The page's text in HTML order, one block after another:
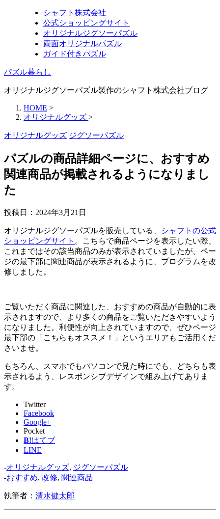
シャフト株式会社
公式ショッピングサイト
オリジナルジグソーパズル
両面オリジナルパズル
ガイド付きパズル
パズル暮らし
オリジナルジグソーパズル製作のシャフト株式会社ブログ
HOME >
オリジナルグッズ >
オリジナルグッズ ジグソーパズル
パズルの商品詳細ページに、おすすめ
関連商品が掲載されるようになりまし
た
投稿日： 2024年3月21日
オリジナルジグソーパズルを販売している、
シャフトの公式
ショッピングサイト 。こちらで商品ページを表示したい際、
これまではその該当商品のみが表示されていましたが、ペー
ジの最下部に関連商品が表示されるように、プログラムを改
修しました。
ご覧いただく商品に関連した、おすすめの商品が自動的に表
示されますので、より多くの商品をご覧いただきやすいよう
になりました。利便性が向上されていますので、ぜひページ
最下部の「こちらもオススメ！」というエリアもご活用くだ
さいませ。
もちろん、スマホでもパソコンで見た時にでも、どちらも表
示されるよう、レスポンシブデザインで組み上げてありま
す。
Twitter
Facebook
Google+
Pocket
B!はてブ
LINE
-オリジナルグッズ, ジグソーパズル
-おすすめ, 改修, 関連商品
執筆者： 清水健太郎